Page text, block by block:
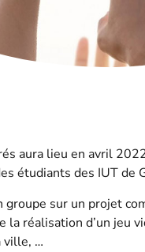
aura lieu en avril
étudiants des IUT de
sur un projet
réalisation d’un jeu
ville, …